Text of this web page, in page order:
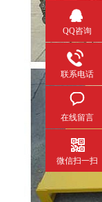
QQ咨询
联系电话
在线留言
微信扫一扫